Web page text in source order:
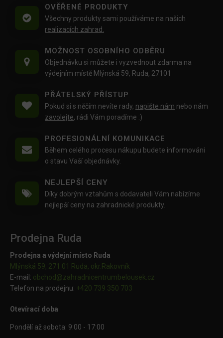
OVĚŘENÉ PRODUKTY
Všechny produkty sami používáme na našich
realizacích zahrad.
MOŽNOST OSOBNÍHO ODBĚRU
Objednávku si můžete i vyzvednout zdarma na
výdejním místě Mlýnská 59, Ruda, 27101
PŘÁTELSKÝ PŘÍSTUP
Pokud si s něčím nevíte rady, napište nám nebo nám
zavolejte, rádi Vám poradíme :)
PROFESIONÁLNÍ KOMUNIKACE
Během celého procesu nákupu budete informováni
o stavu Vaší objednávky.
NEJLEPŠÍ CENY
Díky dobrým vztahům s dodavateli Vám nabízíme
nejlepší ceny na zahradnické produkty.
Prodejna Ruda
Prodejna a výdejní místo Ruda
Mlýnská 59, 271 01 Ruda, okr.Rakovník
E-mail: obchod@zahradnicentrumbelousek.cz
Telefon na prodejnu: +420 739 350 703
Otevírací doba
Pondělí až sobota: 9:00 - 17:00